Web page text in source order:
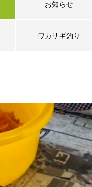
お知らせ
ワカサギ釣り